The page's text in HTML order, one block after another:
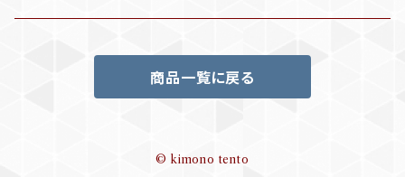
リサイクル色無地
商品一覧に戻る
© kimono tento